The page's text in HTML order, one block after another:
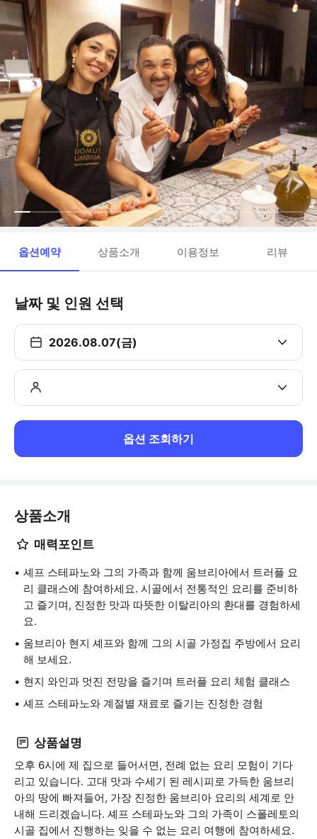
옵션예약 상품소개 이용정보 리뷰
날짜 및 인원 선택
2026.08.07(금)
옵션 조회하기
상품소개
매력포인트
셰프 스테파노와 그의 가족과 함께 움브리아에서 트러플 요
리 클래스에 참여하세요. 시골에서 전통적인 요리를 준비하
고 즐기며, 진정한 맛과 따뜻한 이탈리아의 환대를 경험하세
요.
움브리아 현지 셰프와 함께 그의 시골 가정집 주방에서 요리
해 보세요.
현지 와인과 멋진 전망을 즐기며 트러플 요리 체험 클래스
셰프 스테파노와 계절별 재료로 즐기는 진정한 경험
상품설명
오후 6시에 제 집으로 들어서면, 전례 없는 요리 모험이 기다
리고 있습니다. 고대 맛과 수세기 된 레시피로 가득한 움브리
아의 땅에 빠져들어, 가장 진정한 움브리아 요리의 세계로 안
내해 드리겠습니다. 셰프 스테파노와 그의 가족이 스폴레토의
시골 집에서 진행하는 잊을 수 없는 요리 여행에 참여하세요.